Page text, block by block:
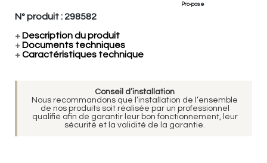
Pro-pose
N° produit : 298582
+ Description du produit
+ Documents techniques
+Caractéristiques technique
Conseil d’installation
Nous recommandons que l’installation de l’ensemble
de nos produits soit réalisée par un professionnel
qualifié afin de garantir leur bon fonctionnement, leur
sécurité et la validité de la garantie.